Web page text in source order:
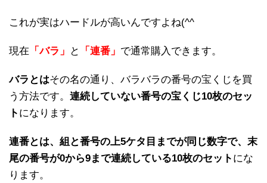
これが実はハードルが高いんですよね(^^ゞ
現在 「バラ」 と 「連番」 で通常購入できます。
バラとはその名の通り、バラバラの番号の宝くじを買
う方法です。 連続していない番号の宝くじ10枚のセッ
ト になります。
連番とは、組と番号の上5ケタ目までが同じ数字で、末
尾の番号が0から9まで連続している10枚のセット にな
ります。